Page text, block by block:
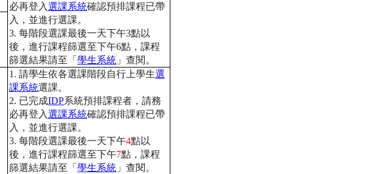
必再登入選課系統確認預排課程已帶
入，並進行選課。
3. 每階段選課最後一天下午3點以
後，進行課程篩選至下午6點， 課程
篩選結果請至「 學生系統 」查閱。
1. 請學生依各選課階段自行上學生選
課系統選課。
2. 已完成IDP系統預排課程者，請務
必再登入選課系統確認預排課程已帶
入，並進行選課。
3. 每階段選課最後一天下午4點以
後，進行課程篩選至下午7點， 課程
篩選結果請至「 學生系統 」查閱。